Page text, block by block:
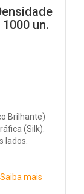
un.
Brilhante)
(Silk).
lados.
Saiba mais